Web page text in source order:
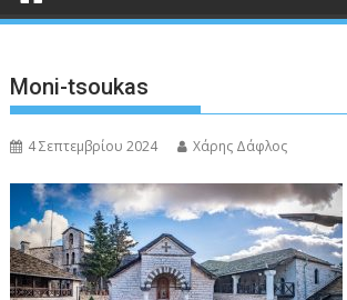
Moni-tsoukas
4 Σεπτεμβρίου 2024 Χάρης Δάφλος